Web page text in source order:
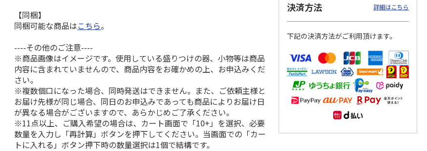
【同梱】
同梱可能な商品はこちら。
----その他のご注意----
※商品画像はイメージです。使用している盛りつけの器、小物等は商品
内容に含まれていませんので、商品内容をお確かめの上、お申込みくだ
さい。
※複数個口になった場合、同時発送はできません。また、ご依頼主様と
お届け先様が同じ場合、同日のお申込みであっても商品によりお届け日
が異なる場合がございますので、あらかじめご了承ください。
※11点以上、ご購入希望の場合は、カート画面で「10+」を選択、必要
数量を入力し「再計算」ボタンを押下してください。当画面での「カー
トに入れる」ボタン押下時の数量選択は1個で結構です。
決済方法 詳細はこちら
下記の決済方法がご利用頂けます。